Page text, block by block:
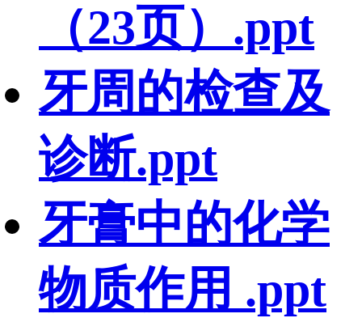
（23页）.ppt
牙周的检查及
诊断.ppt
牙膏中的化学
物质作用 .ppt